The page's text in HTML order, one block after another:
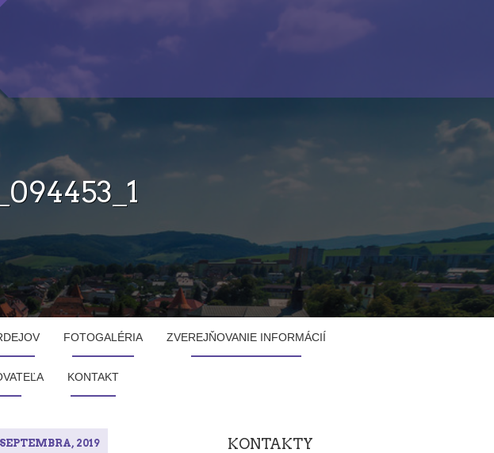
FOTOGALÉRIA ZVEREJŇOVANIE INFORMÁCIÍ
KONTAKT
2019
KONTAKTY